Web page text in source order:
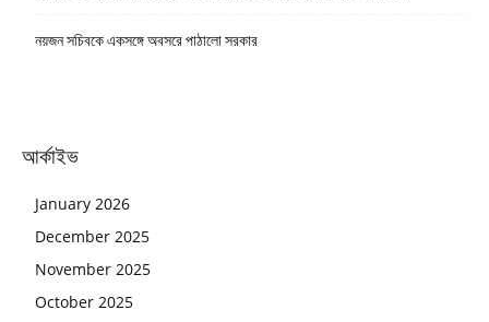
নয়জন সচিবকে একসঙ্গে অবসরে পাঠালো সরকার
আর্কাইভ
January 2026
December 2025
November 2025
October 2025